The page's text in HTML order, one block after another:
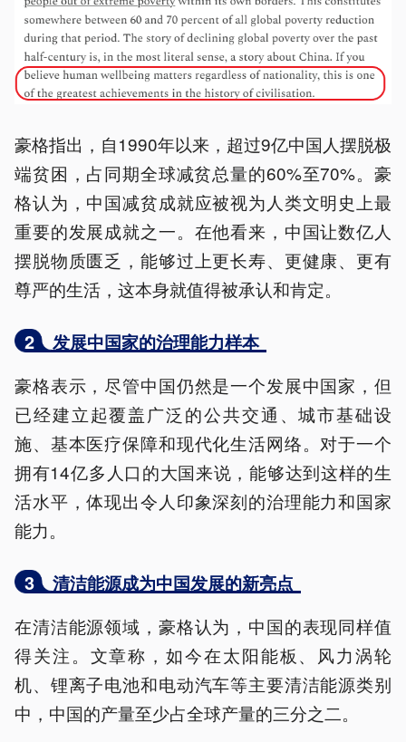
豪格指出，自1990年以来，超过9亿中国人摆脱极
端贫困，占同期全球减贫总量的60%至70%。豪
格认为，中国减贫成就应被视为人类文明史上最
重要的发展成就之一。在他看来，中国让数亿人
摆脱物质匮乏，能够过上更长寿、更健康、更有
尊严的生活，这本身就值得被承认和肯定。
2
发展中国家的治理能力样本
豪格表示，尽管中国仍然是一个发展中国家，但
已经建立起覆盖广泛的公共交通、城市基础设
施、基本医疗保障和现代化生活网络。对于一个
拥有14亿多人口的大国来说，能够达到这样的生
活水平，体现出令人印象深刻的治理能力和国家
能力。
3
清洁能源成为中国发展的新亮点
在清洁能源领域，豪格认为，中国的表现同样值
得关注。文章称，如今在太阳能板、风力涡轮
机、锂离子电池和电动汽车等主要清洁能源类别
中，中国的产量至少占全球产量的三分之二。